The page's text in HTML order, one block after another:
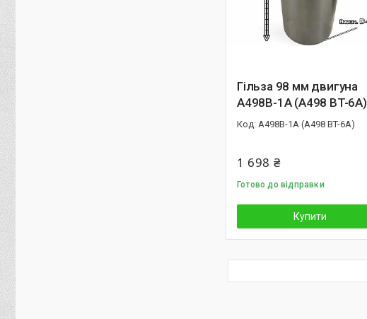
Гільза 98 мм двигуна
A498B-1A (A498 BT-6A)
A498B-1A (A498 BT-6A)
1 698 ₴
Готово до відправки
Купити